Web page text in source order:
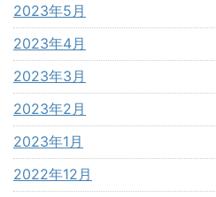
2023年5月
2023年4月
2023年3月
2023年2月
2023年1月
2022年12月